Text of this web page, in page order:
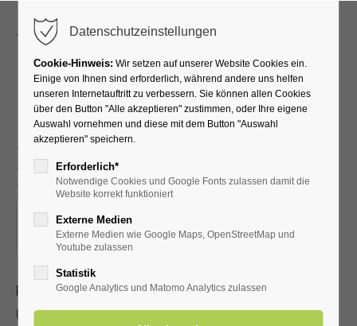
Radwanderung mit dem
SGV - Rund um Erwitte -
zwischendurch Einkehr
07.10.2023, 13:30–18:00
ORT: TREFFPUNKT MARKTPLATZ IN ERWITTE
Radwanderung mit dem Sauerländischen Gebirgsverein
(Streckenlänge 35-50 km)
Datenschutzeinstellungen
Cookie-Hinweis: Wir setzen auf unserer Website Cookies ein.
Einige von Ihnen sind erforderlich, während andere uns helfen
unseren Internetauftritt zu verbessern. Sie können allen Cookies
über den Button "Alle akzeptieren" zustimmen, oder Ihre eigene
Auswahl vornehmen und diese mit dem Button "Auswahl
akzeptieren" speichern.
Erforderlich*
Notwendige Cookies und Google Fonts zulassen damit die
Website korrekt funktioniert
Externe Medien
Externe Medien wie Google Maps, OpenStreetMap und
Youtube zulassen
Statistik
Google Analytics und Matomo Analytics zulassen